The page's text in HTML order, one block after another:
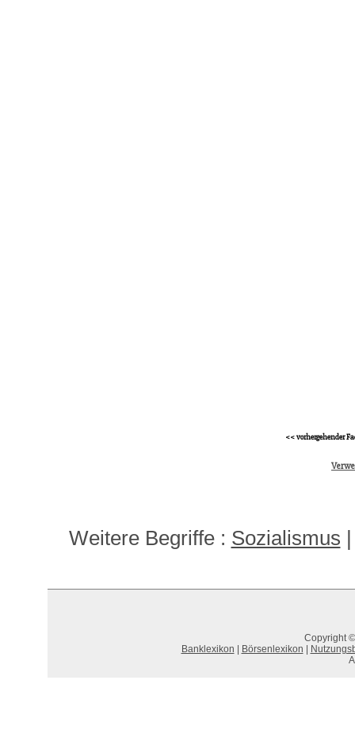
<< vorhergehender
Weitere Begriffe : Sozialismus
Copyright
Banklexikon
Börsenlexikon